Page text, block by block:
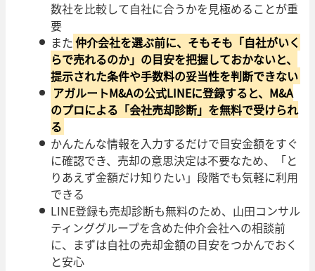
数社を比較して自社に合うかを見極めることが重
要
また仲介会社を選ぶ前に、そもそも「自社がいく
らで売れるのか」の目安を把握しておかないと、
提示された条件や手数料の妥当性を判断できない
アガルートM&Aの公式LINEに登録すると、M&A
のプロによる「会社売却診断」を無料で受けられ
る
かんたんな情報を入力するだけで目安金額をすぐ
に確認でき、売却の意思決定は不要なため、「と
りあえず金額だけ知りたい」段階でも気軽に利用
できる
LINE登録も売却診断も無料のため、山田コンサル
ティンググループを含めた仲介会社への相談前
に、まずは自社の売却金額の目安をつかんでおく
と安心